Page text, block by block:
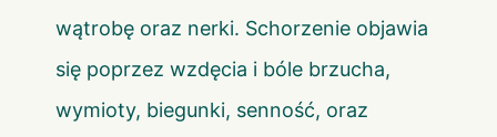
wątrobę oraz nerki. Schorzenie objawia
się poprzez wzdęcia i bóle brzucha,
wymioty, biegunki, senność, oraz